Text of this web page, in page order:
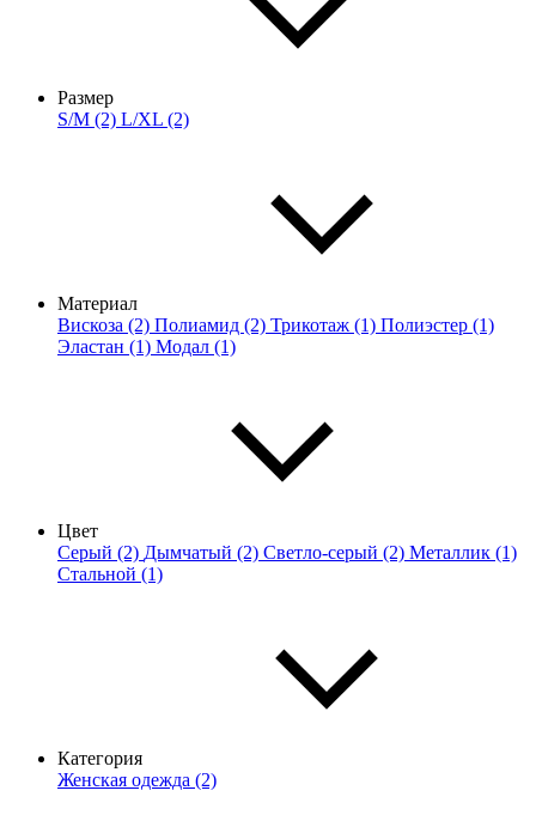
Размер
S/M (2) L/XL (2)
Материал
Вискоза (2) Полиамид (2) Трикотаж (1) Полиэстер (1)
Эластан (1) Модал (1)
Цвет
Серый (2) Дымчатый (2) Светло-серый (2) Металлик (1)
Стальной (1)
Категория
Женская одежда (2)